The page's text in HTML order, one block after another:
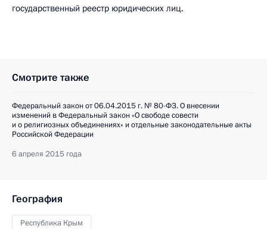
государственный реестр юридических лиц.
Смотрите также
Федеральный закон от 06.04.2015 г. № 80-ФЗ. О внесении
изменений в Федеральный закон «О свободе совести
и о религиозных объединениях» и отдельные законодательные акты
Российской Федерации
6 апреля 2015 года
География
Республика Крым